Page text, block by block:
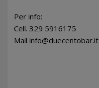
Per info:
Cell. 329 5916175
Mail info@duecentobar.it